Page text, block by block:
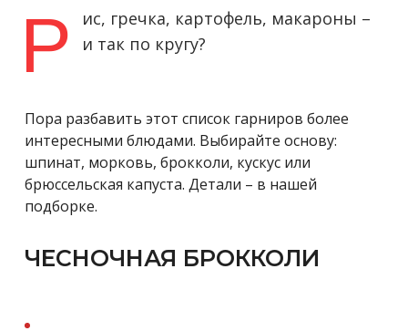
Р
ис, гречка, картофель, макароны –
и так по кругу?
Пора разбавить этот список гарниров более
интересными блюдами. Выбирайте основу:
шпинат, морковь, брокколи, кускус или
брюссельская капуста. Детали – в нашей
подборке.
ЧЕСНОЧНАЯ БРОККОЛИ